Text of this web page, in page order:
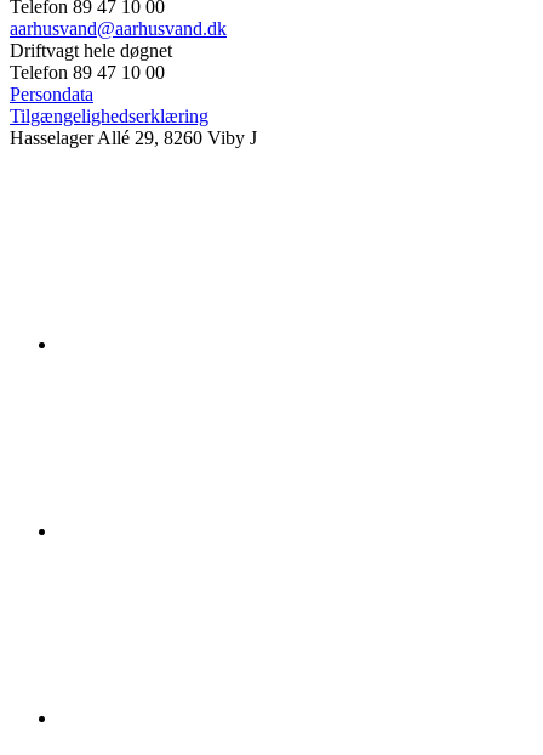
Telefon 89 47 10 00
aarhusvand@aarhusvand.dk
Driftvagt hele døgnet
Telefon 89 47 10 00
Persondata
Tilgængelighedserklæring
Hasselager Allé 29, 8260 Viby J